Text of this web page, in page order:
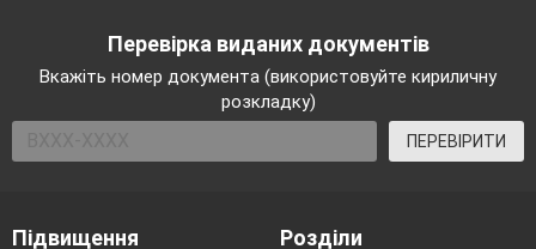
Перевірка виданих документів
Вкажіть номер документа (використовуйте кириличну
розкладку)
ПЕРЕВІРИТИ
Підвищення
Розділи